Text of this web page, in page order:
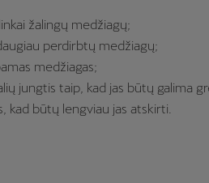
žalingų medžiagų;
perdirbtų medžiagų;
medžiagas;
jungtis taip, kad jas būtų galima
kad būtų lengviau jas atskirti.